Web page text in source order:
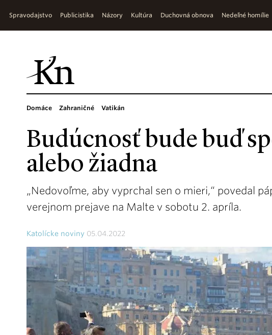
Spravodajstvo Publicistika Názory Kultúra Duchovná obnova Nedeľné homílie
Domáce Zahraničné Vatikán
Budúcnosť bude buď
alebo žiadna
„Nedovoľme, aby vyprchal sen o mieri,“ povedal
verejnom prejave na Malte v sobotu 2. apríla.
Katolícke noviny 05.04.2022